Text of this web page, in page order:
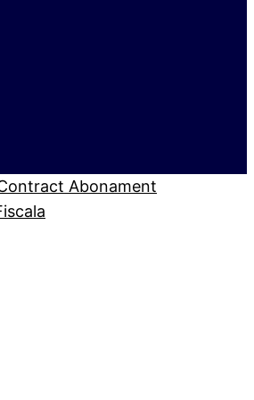
Abonament